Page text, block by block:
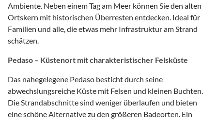
Ambiente. Neben einem Tag am Meer können Sie den alten
Ortskern mit historischen Überresten entdecken. Ideal für
Familien und alle, die etwas mehr Infrastruktur am Strand
schätzen.
Pedaso – Küstenort mit charakteristischer Felsküste
Das nahegelegene Pedaso besticht durch seine
abwechslungsreiche Küste mit Felsen und kleinen Buchten.
Die Strandabschnitte sind weniger überlaufen und bieten
eine schöne Alternative zu den größeren Badeorten. Ein